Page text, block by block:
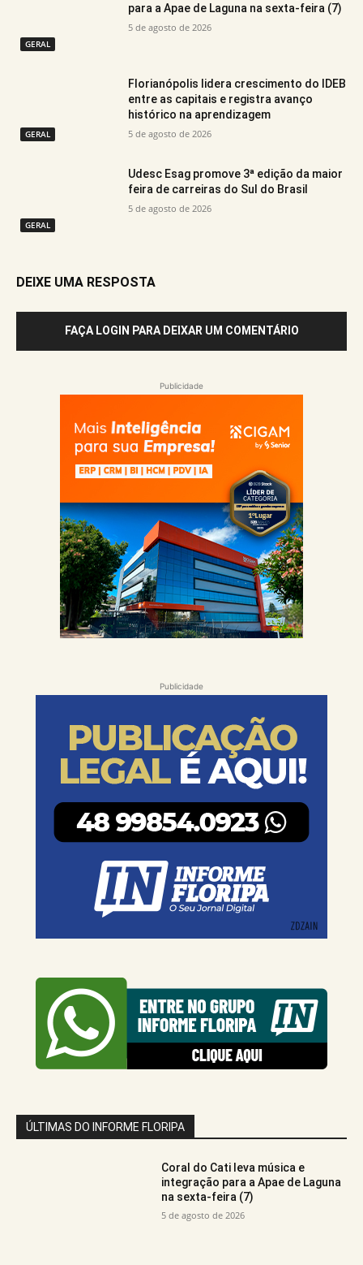
GERAL
para a Apae de Laguna na sexta-feira (7)
5 de agosto de 2026
GERAL
Florianópolis lidera crescimento do IDEB
entre as capitais e registra avanço
histórico na aprendizagem
5 de agosto de 2026
GERAL
Udesc Esag promove 3ª edição da maior
feira de carreiras do Sul do Brasil
5 de agosto de 2026
DEIXE UMA RESPOSTA
FAÇA LOGIN PARA DEIXAR UM COMENTÁRIO
Publicidade
Publicidade
ÚLTIMAS DO INFORME FLORIPA
Coral do Cati leva música e
integração para a Apae de Laguna
na sexta-feira (7)
5 de agosto de 2026